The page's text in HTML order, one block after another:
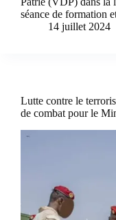
séance de formation
14 juillet 2024
Lutte contre le
de combat pour le